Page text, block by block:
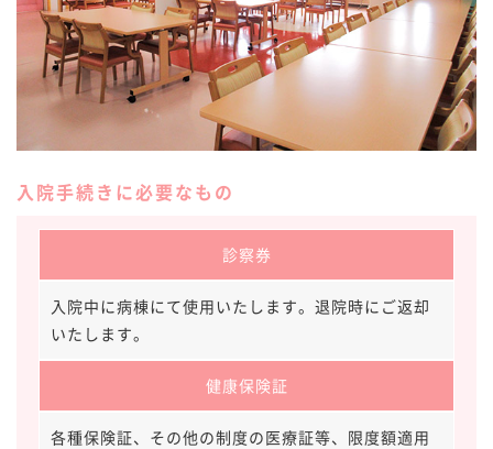
採用情報
厚生労働大臣の定める掲示事項
入院手続きに必要なもの
診察券
入院中に病棟にて使用いたします。退院時にご返却
いたします。
健康保険証
各種保険証、その他の制度の医療証等、限度額適用